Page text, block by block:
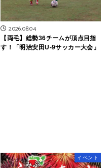
2026.08.04
【両毛】総勢36チームが頂点目指
す！「明治安田U-9サッカー大会」
イベント